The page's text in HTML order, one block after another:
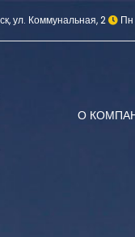
ул. Коммунальная, 2
О